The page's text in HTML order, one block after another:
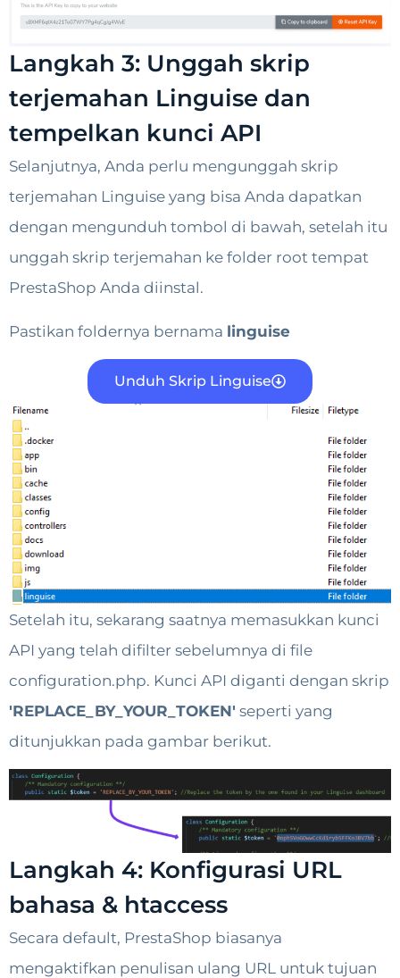
Langkah 3: Unggah skrip
terjemahan Linguise dan
tempelkan kunci API
Selanjutnya, Anda perlu mengunggah skrip
terjemahan Linguise yang bisa Anda dapatkan
dengan mengunduh tombol di bawah, setelah itu
unggah skrip terjemahan ke folder root tempat
PrestaShop Anda diinstal.
Pastikan foldernya bernama linguise
Unduh Skrip Linguise
Setelah itu, sekarang saatnya memasukkan kunci
API yang telah difilter sebelumnya di file
configuration.php. Kunci API diganti dengan skrip
'REPLACE_BY_YOUR_TOKEN' seperti yang
ditunjukkan pada gambar berikut.
Langkah 4: Konfigurasi URL
bahasa & htaccess
Secara default, PrestaShop biasanya
mengaktifkan penulisan ulang URL untuk tujuan